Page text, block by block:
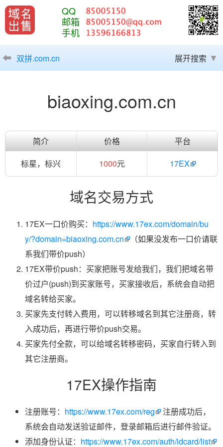
QQ
邮箱
手机
双拼.com.cn 展开搜索
biaoxing.com.cn
简介 价格
平台
标星，标兴
1000元 17EX
域名交易方式
17EX一口价购买： https://www.17ex.com/domain/bu
y/?domain=biaoxing.com.cn
（如果没发布一口价请联
系我们带价push）
17EX带价push：买家把账号发给我们，我们把域名带
价过户(push)到买家账号，买家接收后，系统会自动把
域名转给买家。
买家先支付转入费用，可以转移域名到其它注册商，转
入成功后，再进行带价push交易。
买家先付全款，可以给域名转移密码，买家自行转入到
其它注册商。
17EX操作指南
注册账号： https://www.17ex.com/reg
注册成功后，
系统会自动发送验证邮件，登录邮箱后进行邮件验证。
添加身份认证： https://www.17ex.com/auth/idcard/list